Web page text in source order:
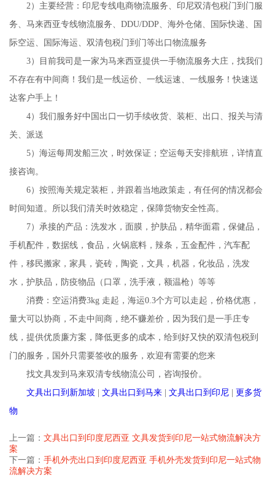
2）主要经营：印尼专线电商物流服务、印尼双清包税门到门服
务、马来西亚专线物流服务、DDU/DDP、海外仓储、国际快递、国
际空运、国际海运、双清包税门到门等出口物流服务
3）目前我司是一家为马来西亚提供一手物流服务大庄，找我们
不存在有中间商！我们是一线运价、一线运速、一线服务！快速送
达客户手上！
4）我们服务好中国出口一切手续收货、装柜、出口、报关与清
关、派送
5）海运每周发船三次，时效保证；空运每天安排航班，详情直
接咨询。
6）按照海关规定装柜，并跟着当地政策走，有任何的情况都会
时间知道。所以我们清关时效稳定，保障货物安全性高。
7）承接的产品：洗发水，面膜，护肤品，精华面霜，保健品，
手机配件，数据线，食品，火锅底料，辣条，五金配件，汽车配
件，移民搬家，家具，瓷砖，陶瓷，文具，机器，化妆品，洗发
水，护肤品，防疫物品（口罩，洗手液，额温枪）等等
消费：空运消费3kg 走起，海运0.3个方可以走起，价格优惠，
量大可以协商，不走中间商，绝不赚差价，因为我们是一手庄专
线，提供优质廉方案，降低更多的成本，给到好又快的双清包税到
门的服务，国外只需要签收的服务，欢迎有需要的您来
找文具发到马来双清专线物流公司，咨询报价。
文具出口到新加坡 | 文具出口到马来 | 文具出口到印尼 | 更多货
物
上一篇： 文具出口到印度尼西亚 文具发货到印尼一站式物流解决方
案
下一篇： 手机外壳出口到印度尼西亚 手机外壳发货到印尼一站式物
流解决方案